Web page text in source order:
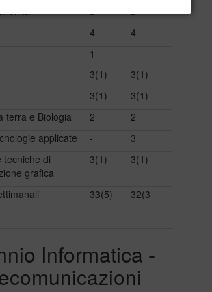
2
2
4
4
1
3(1)
3(1)
3(1)
3(1)
terra e Biologia
2
2
applicate
-
3
tecniche di
grafica
3(1) 3(1)
33(5) 32(3
Informatica -